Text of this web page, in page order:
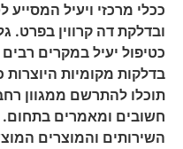
ככלי מרכזי ויעיל
ובדלקת דה קרווין בפרט.
כטיפול יעיל במקרים
בדלקות מקומיות
תוכלו להתרשם ממגוון
חשובים ומאמרים בתחום.
השירותים והמוצרים